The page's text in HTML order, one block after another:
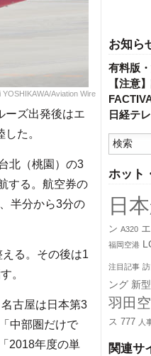
お知ら
有料版
【注意
日経テ
ホット
日
ン A320
福岡空港
注目記事
ング 新
羽田
ス 777 人
関連サ
Aviation Wire
ーズ出発後はエ
た。
北（桃園）の3
する。航空券の
半分から3分の
る。その後は1
。
古屋は日本第3
中部圏だけで
2018年度の単